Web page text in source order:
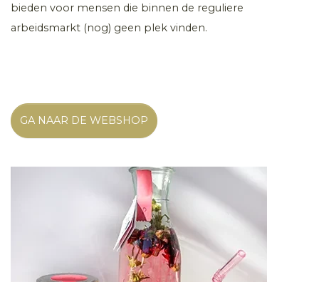
bieden voor mensen die binnen de reguliere
arbeidsmarkt (nog) geen plek vinden.
GA NAAR DE WEBSHOP